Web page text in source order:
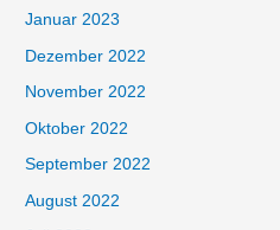
Januar 2023
Dezember 2022
November 2022
Oktober 2022
September 2022
August 2022